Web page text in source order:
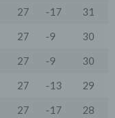
27 -17
31
27 -9
30
27 -9
30
27 -13
29
27 -17
28
Dritte nur,
für andere
den Nutzern